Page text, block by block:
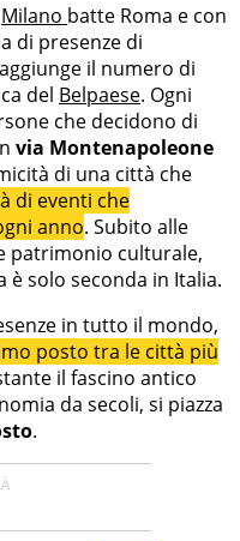
Milano batte Roma e con
di presenze di
il numero di
del Belpaese. Ogni
che decidono di
via Montenapoleone
di una città che
di eventi che
anno. Subito alle
patrimonio culturale,
solo seconda in Italia.
in tutto il mondo,
posto tra le città più
il fascino antico
da secoli, si piazza
.